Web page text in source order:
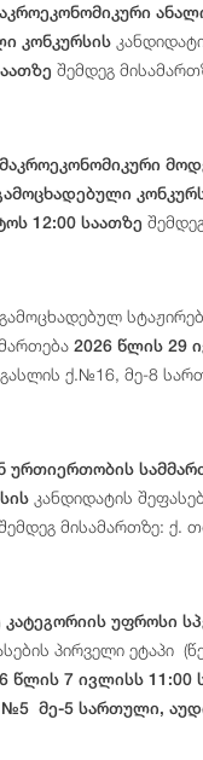
კონკურსის
შემდეგ
12:00 საათზე
გამოცხადებულ
2026 წლის 29
ქ.№16, მე-8
ურთიერთობის
კანდიდატის
მისამართზე: ქ.
კატეგორიის უფროსი
პირველი ეტაპი (
წლის 7 ივლისს 11:00
№5 მე-5 სართული,